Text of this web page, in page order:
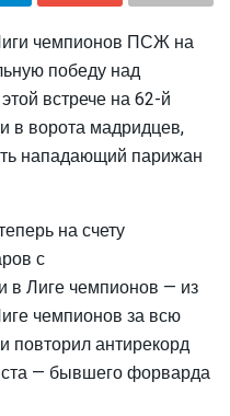
чемпионов ПСЖ на
победу над
встрече на 62-й
в ворота мадридцев,
нападающий парижан
на счету
с
в Лиге чемпионов — из
чемпионов за всю
повторил антирекорд
— бывшего форварда